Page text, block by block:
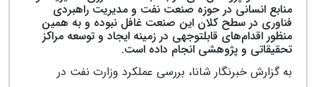
منابع انسانی در حوزه صنعت نفت و مدیریت راهبردی
فناوری در سطح کلان این صنعت غافل نبوده و به همین
منظور اقدام‌های قابل‎توجهی در زمینه ایجاد و توسعه مراکز
تحقیقاتی و پژوهشی انجام داده است.
به گزارش خبرنگار شانا، بررسی عملکرد وزارت نفت در